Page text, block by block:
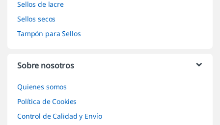
Sellos de lacre
Sellos secos
Tampón para Sellos
Sobre nosotros
Quienes somos
Política de Cookies
Control de Calidad y Envío